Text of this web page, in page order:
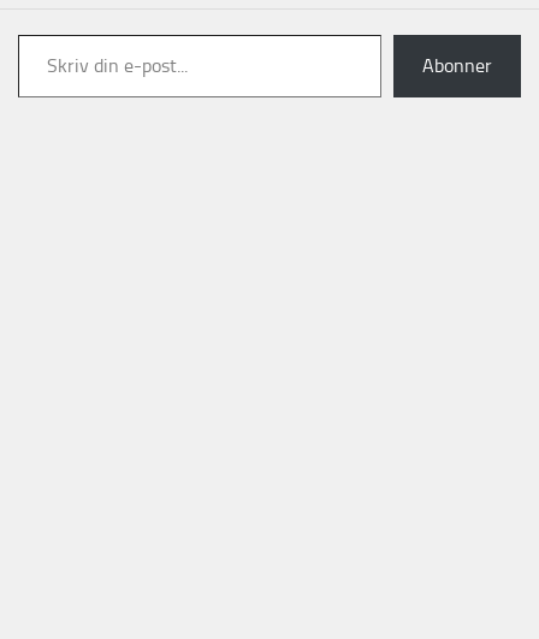
Skriv din e-post...
Abonner